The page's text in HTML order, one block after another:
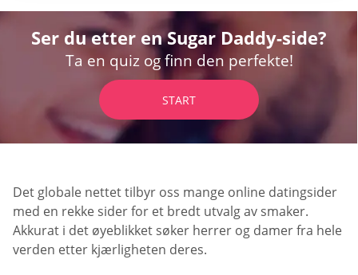
Ser du etter en Sugar Daddy-side?
Ta en quiz og finn den perfekte!
START
Det globale nettet tilbyr oss mange online datingsider
med en rekke sider for et bredt utvalg av smaker.
Akkurat i det øyeblikket søker herrer og damer fra hele
verden etter kjærligheten deres.